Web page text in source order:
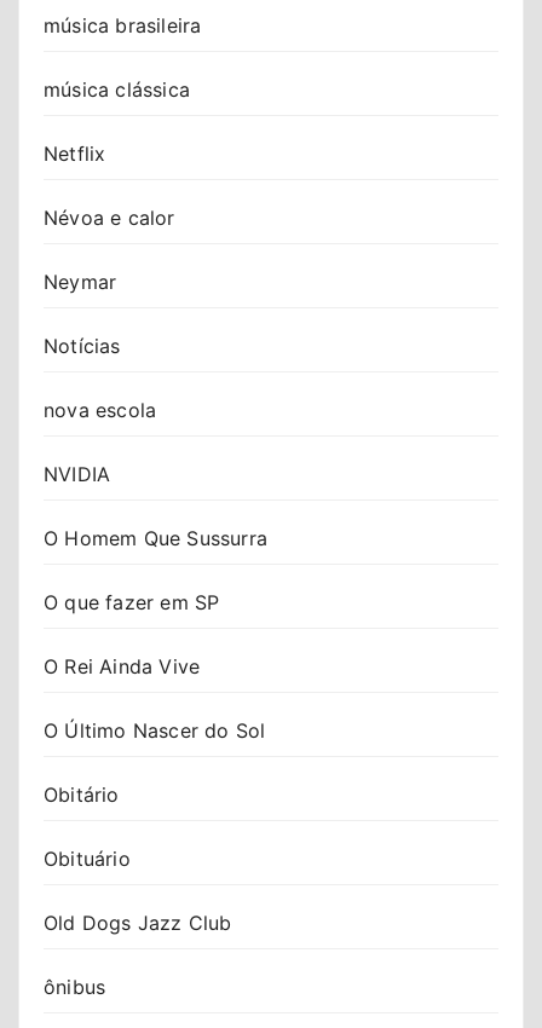
música brasileira
música clássica
Netflix
Névoa e calor
Neymar
Notícias
nova escola
NVIDIA
O Homem Que Sussurra
O que fazer em SP
O Rei Ainda Vive
O Último Nascer do Sol
Obitário
Obituário
Old Dogs Jazz Club
ônibus